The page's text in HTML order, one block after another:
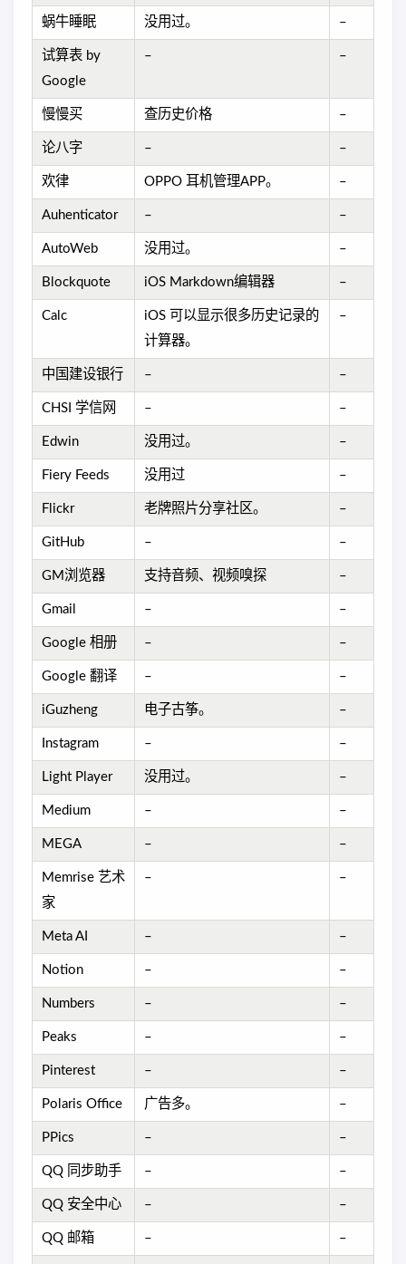
蜗牛睡眠 没用过。 –
试算表 by
Google
– –
慢慢买 查历史价格 –
论八字 – –
欢律 OPPO 耳机管理APP。 –
Auhenticator – –
AutoWeb 没用过。 –
Blockquote iOS Markdown编辑器 –
Calc
iOS 可以显示很多历史记录的
计算器。
–
中国建设银行 – –
CHSI 学信网 – –
Edwin 没用过。 –
Fiery Feeds 没用过 –
Flickr 老牌照片分享社区。 –
GitHub – –
GM浏览器 支持音频、视频嗅探 –
Gmail – –
Google 相册 – –
Google 翻译 – –
iGuzheng 电子古筝。 –
Instagram – –
Light Player 没用过。 –
Medium – –
MEGA – –
Memrise 艺术
家
– –
Meta AI – –
Notion – –
Numbers – –
Peaks – –
Pinterest – –
Polaris Office 广告多。 –
PPics – –
QQ 同步助手 – –
QQ 安全中心 – –
QQ 邮箱 – –